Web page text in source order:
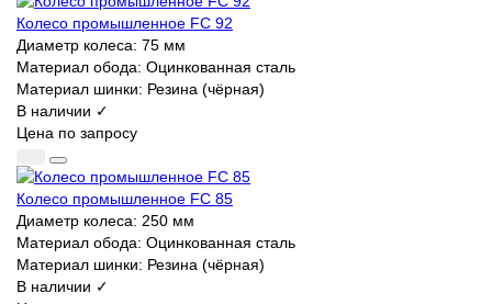
Колесо промышленное FC 92
Диаметр колеса: 75 мм
Материал обода: Оцинкованная сталь
Материал шинки: Резина (чёрная)
В наличии ✓
Цена по запросу
Колесо промышленное FC 85
Диаметр колеса: 250 мм
Материал обода: Оцинкованная сталь
Материал шинки: Резина (чёрная)
В наличии ✓